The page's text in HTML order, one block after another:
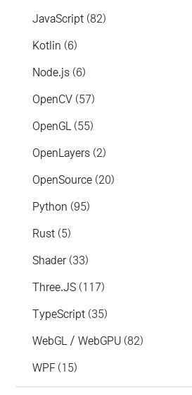
JavaScript (82)
Kotlin (6)
Node.js (6)
OpenCV (57)
OpenGL (55)
OpenLayers (2)
OpenSource (20)
Python (95)
Rust (5)
Shader(33)
Three.JS (117)
TypeScript (35)
WebGL / WebGPU (82)
WPF (15)